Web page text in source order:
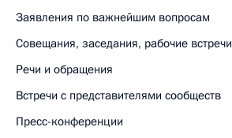
Заявления по важнейшим вопросам
Совещания, заседания, рабочие встречи
Речи и обращения
Встречи с представителями сообществ
Пресс-конференции